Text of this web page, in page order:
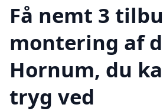
Få nemt 3
montering af
Hornum, du
tryg ved